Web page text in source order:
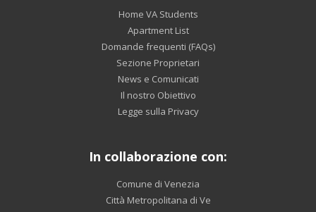
Home VA Students
Apartment List
Domande frequenti (FAQs)
Sezione Proprietari
News e Comunicati
Il nostro Obiettivo
Legge sulla Privacy
In collaborazione con:
Comune di Venezia
Città Metropolitana di Ve